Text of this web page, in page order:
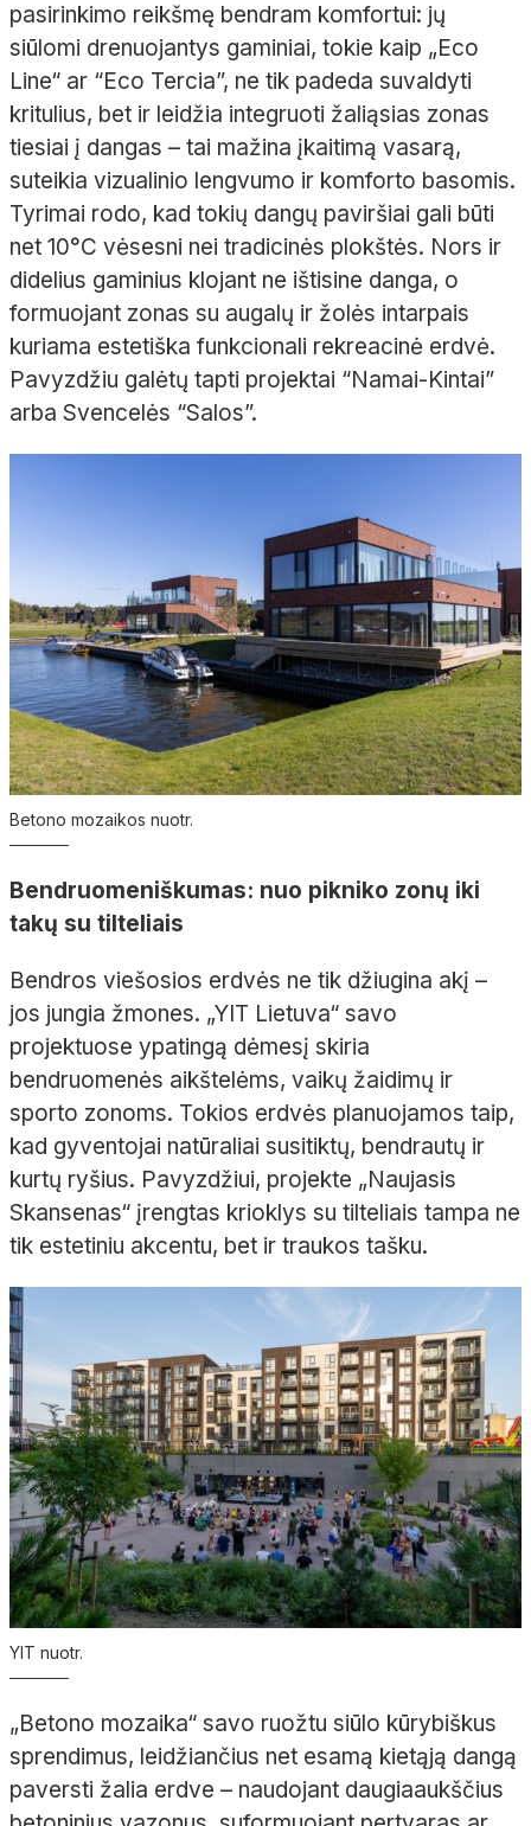
pasirinkimo reikšmę bendram komfortui: jų
siūlomi drenuojantys gaminiai, tokie kaip „Eco
Line“ ar “Eco Tercia”, ne tik padeda suvaldyti
kritulius, bet ir leidžia integruoti žaliąsias zonas
tiesiai į dangas – tai mažina įkaitimą vasarą,
suteikia vizualinio lengvumo ir komforto basomis.
Tyrimai rodo, kad tokių dangų paviršiai gali būti
net 10°C vėsesni nei tradicinės plokštės. Nors ir
didelius gaminius klojant ne ištisine danga, o
formuojant zonas su augalų ir žolės intarpais
kuriama estetiška funkcionali rekreacinė erdvė.
Pavyzdžiu galėtų tapti projektai “Namai-Kintai”
arba Svencelės “Salos”.
Betono mozaikos nuotr.
Bendruomeniškumas: nuo pikniko zonų iki
takų su tilteliais
Bendros viešosios erdvės ne tik džiugina akį –
jos jungia žmones. „YIT Lietuva“ savo
projektuose ypatingą dėmesį skiria
bendruomenės aikštelėms, vaikų žaidimų ir
sporto zonoms. Tokios erdvės planuojamos taip,
kad gyventojai natūraliai susitiktų, bendrautų ir
kurtų ryšius. Pavyzdžiui, projekte „Naujasis
Skansenas“ įrengtas krioklys su tilteliais tampa ne
tik estetiniu akcentu, bet ir traukos tašku.
YIT nuotr.
„Betono mozaika“ savo ruožtu siūlo kūrybiškus
sprendimus, leidžiančius net esamą kietąją dangą
paversti žalia erdve – naudojant daugiaaukščius